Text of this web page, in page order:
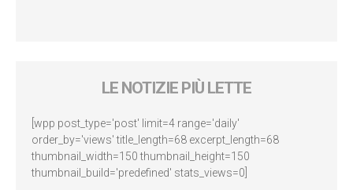
LE NOTIZIE PIÙ LETTE
[wpp post_type='post' limit=4 range='daily'
order_by='views' title_length=68 excerpt_length=68
thumbnail_width=150 thumbnail_height=150
thumbnail_build='predefined' stats_views=0]